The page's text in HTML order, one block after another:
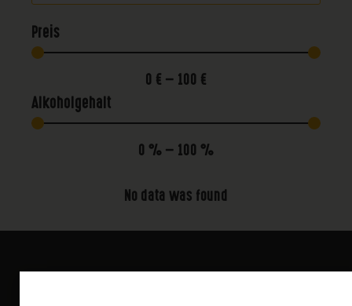
Preis
0 € — 100 €
Alkoholgehalt
0 % — 100 %
No data was found